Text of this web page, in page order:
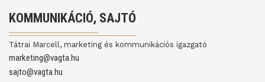
KOMMUNIKÁCIÓ, SAJTÓ
Tátrai Marcell, marketing és kommunikációs igazgató
marketing@vagta.hu
sajto@vagta.hu